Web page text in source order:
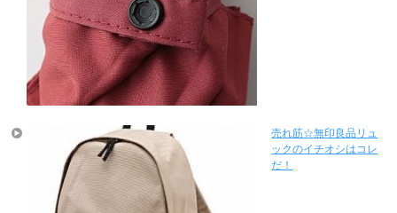
売れ筋☆無印良品リュ
ックのイチオシはコレ
だ！